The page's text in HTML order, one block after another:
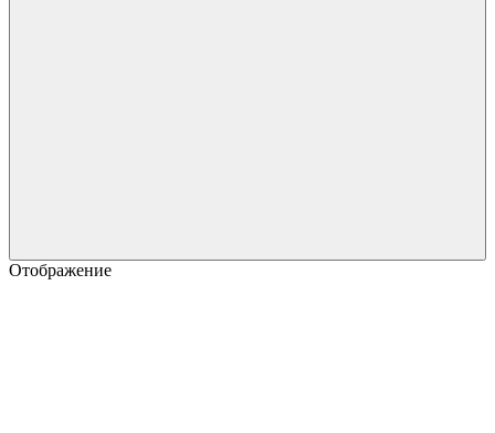
Отображение